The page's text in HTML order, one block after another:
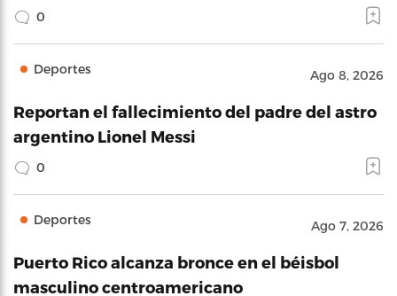
0
Deportes Ago 8, 2026
Reportan el fallecimiento del padre del astro
argentino Lionel Messi
0
Deportes Ago 7, 2026
Puerto Rico alcanza bronce en el béisbol
masculino centroamericano